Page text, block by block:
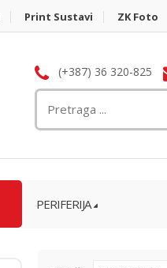
Print Sustavi ZK Foto
(+387) 36 320-825
PERIFERIJA